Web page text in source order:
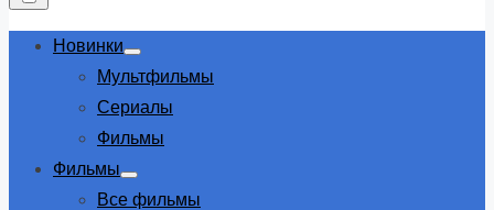
Новинки
Show
sub
Мультфильмы
Сериалы
Фильмы
Фильмы
Show
sub
Все фильмы